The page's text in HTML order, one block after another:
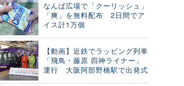
なんば広場で「クーリッシュ」
「爽」を無料配布 2日間でア
イス計1万個
【動画】近鉄でラッピング列車
「飛鳥・藤原 四神ライナー」
運行 大阪阿部野橋駅で出発式